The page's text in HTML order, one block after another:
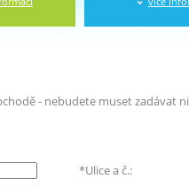
- nebudete muset zadávat
*Ulice a č.: